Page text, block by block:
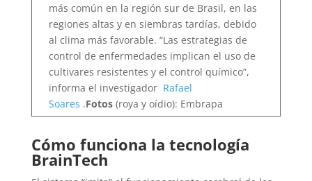
más común en la región sur de Brasil, en las
regiones altas y en siembras tardías, debido
al clima más favorable. “Las estrategias de
control de enfermedades implican el uso de
cultivares resistentes y el control químico”,
informa el investigador Rafael
Soares .Fotos(roya y oídio): Embrapa
Cómo funciona la tecnología
BrainTech